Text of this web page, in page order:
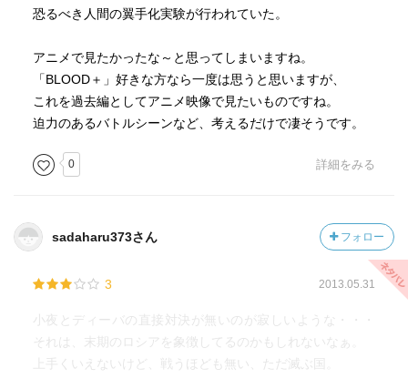
恐るべき人間の翼手化実験が行われていた。
アニメで見たかったな～と思ってしまいますね。
「BLOOD＋」好きな方なら一度は思うと思いますが、
これを過去編としてアニメ映像で見たいものですね。
迫力のあるバトルシーンなど、考えるだけで凄そうです。
0 詳細をみる
sadaharu373さん フォロー
3 2013.05.31
小夜とディーバの直接対決が無いのが寂しいような・・・
それは、末期のロシアを象徴してるのかもしれないなぁ。
上手くいえないけど、戦うほども無い、ただ滅ぶ国。